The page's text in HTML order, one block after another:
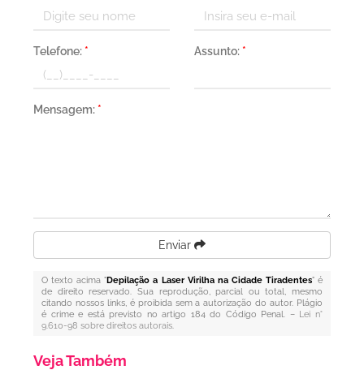
Telefone: * Assunto: *
Mensagem: *
Enviar
O texto acima "Depilação a Laser Virilha na Cidade Tiradentes" é
de direito reservado. Sua reprodução, parcial ou total, mesmo
citando nossos links, é proibida sem a autorização do autor. Plágio
é crime e está previsto no artigo 184 do Código Penal. – Lei n°
9.610-98 sobre direitos autorais.
Veja Também